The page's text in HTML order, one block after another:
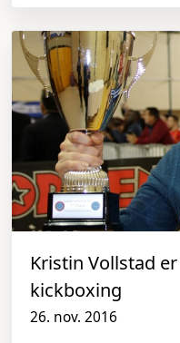
Kristin Vollstad
kickboxing
26. nov. 2016